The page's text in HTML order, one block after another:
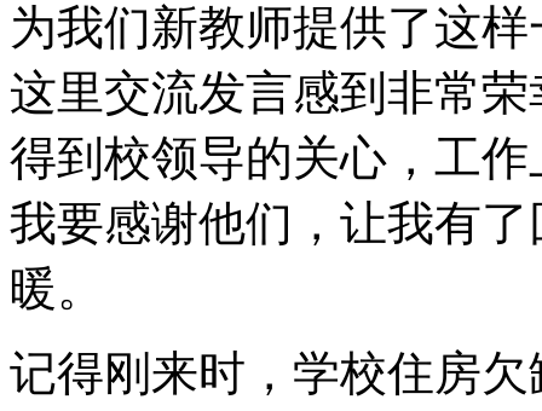
为我们新教师提供了这
这里交流发言感到非常
得到校领导的关心，工
我要感谢他们，让我有
暖。
记得刚来时，学校住房